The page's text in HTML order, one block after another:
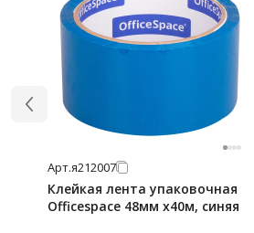
Арт.я212007
Клейкая лента упаковочная
Officespace 48мм x40м, синяя